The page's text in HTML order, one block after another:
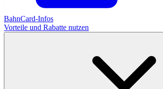
BahnCard-Infos
Vorteile und Rabatte nutzen